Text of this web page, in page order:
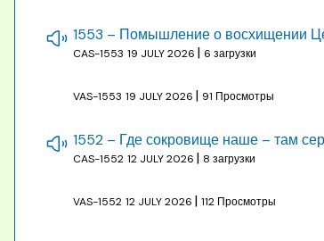
CAS-1553 19 JULY 2026 | 6 загрузки
VAS-1553 19 JULY 2026 | 91 Просмотры
CAS-1552 12 JULY 2026 | 8 загрузки
VAS-1552 12 JULY 2026 | 112 Просмотры